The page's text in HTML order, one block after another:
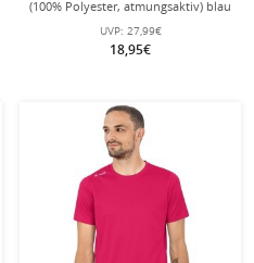
(100% Polyester, atmungsaktiv) blau
Herren
UVP: 27,99€
18,95€